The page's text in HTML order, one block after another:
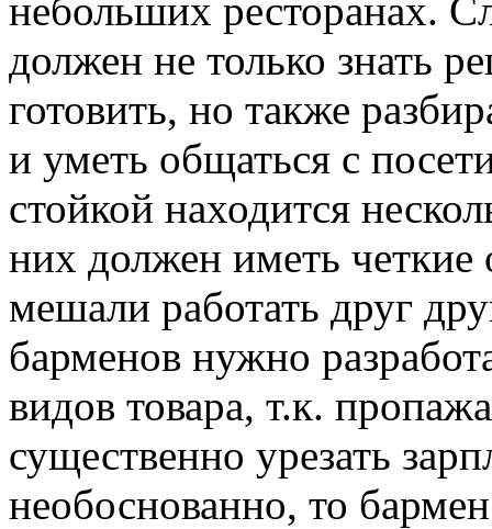
небольших ресторанах.
должен не только знать
готовить, но также
и уметь общаться с
стойкой находится
них должен иметь четкие
мешали работать друг
барменов нужно
видов товара, т.к.
существенно урезать
необоснованно, то